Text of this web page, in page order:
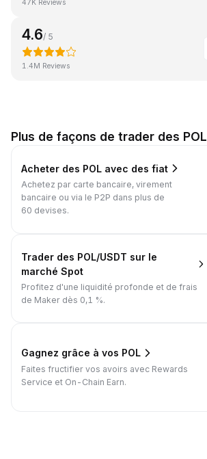
47K Reviews
4.6/ 5
1.4M Reviews
Plus de façons de trader des POL
Acheter des POL avec des fiat
Achetez par carte bancaire, virement
bancaire ou via le P2P dans plus de
60 devises.
Trader des POL/USDT sur le
marché Spot
Profitez d'une liquidité profonde et de frais
de Maker dès 0,1 %.
Gagnez grâce à vos POL
Faites fructifier vos avoirs avec Rewards
Service et On-Chain Earn.